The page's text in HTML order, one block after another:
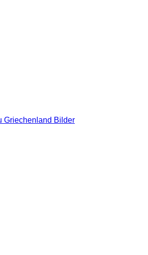
Griechenland Bilder